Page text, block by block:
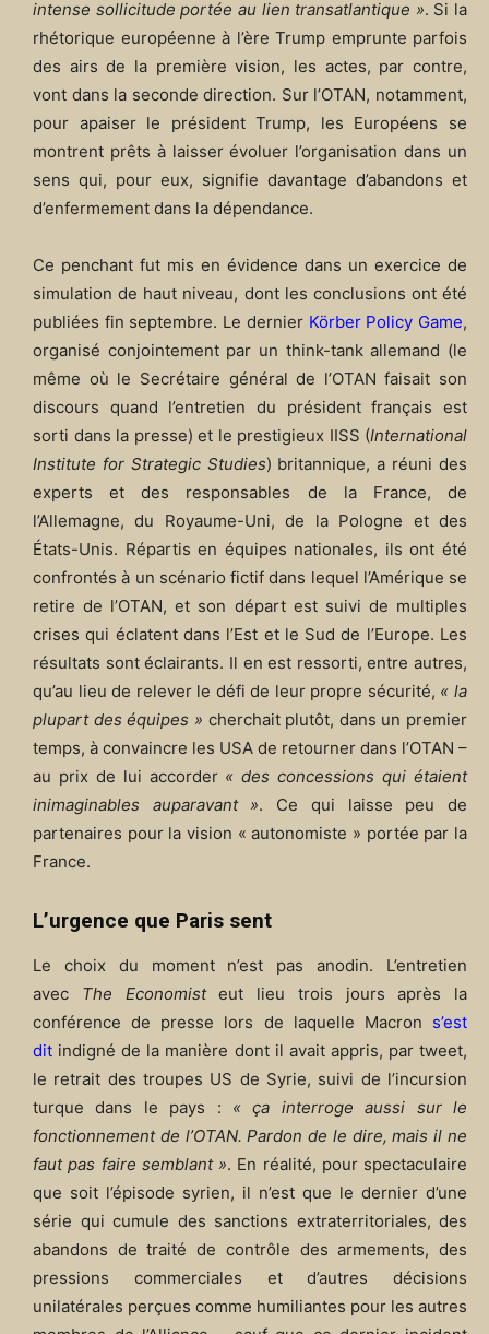
intense sollicitude portée au lien transatlantique ». Si la
rhétorique européenne à l’ère Trump emprunte parfois
des airs de la première vision, les actes, par contre,
vont dans la seconde direction. Sur l’OTAN, notamment,
pour apaiser le président Trump, les Européens se
montrent prêts à laisser évoluer l’organisation dans un
sens qui, pour eux, signifie davantage d’abandons et
d’enfermement dans la dépendance.
Ce penchant fut mis en évidence dans un exercice de
simulation de haut niveau, dont les conclusions ont été
publiées fin septembre. Le dernier Körber Policy Game,
organisé conjointement par un think-tank allemand (le
même où le Secrétaire général de l’OTAN faisait son
discours quand l’entretien du président français est
sorti dans la presse) et le prestigieux IISS (International
Institute for Strategic Studies) britannique, a réuni des
experts et des responsables de la France, de
l’Allemagne, du Royaume-Uni, de la Pologne et des
États-Unis. Répartis en équipes nationales, ils ont été
confrontés à un scénario fictif dans lequel l’Amérique se
retire de l’OTAN, et son départ est suivi de multiples
crises qui éclatent dans l’Est et le Sud de l’Europe. Les
résultats sont éclairants. Il en est ressorti, entre autres,
qu’au lieu de relever le défi de leur propre sécurité, « la
plupart des équipes » cherchait plutôt, dans un premier
temps, à convaincre les USA de retourner dans l’OTAN –
au prix de lui accorder « des concessions qui étaient
inimaginables auparavant ». Ce qui laisse peu de
partenaires pour la vision « autonomiste » portée par la
France.
L’urgence que Paris sent
Le choix du moment n’est pas anodin. L’entretien
avec The Economisteut lieu trois jours après la
conférence de presse lors de laquelle Macron s’est
dit indigné de la manière dont il avait appris, par tweet,
le retrait des troupes US de Syrie, suivi de l’incursion
turque dans le pays : « ça interroge aussi sur le
fonctionnement de l’OTAN. Pardon de le dire, mais il ne
faut pas faire semblant ». En réalité, pour spectaculaire
que soit l’épisode syrien, il n’est que le dernier d’une
série qui cumule des sanctions extraterritoriales, des
abandons de traité de contrôle des armements, des
pressions commerciales et d’autres décisions
unilatérales perçues comme humiliantes pour les autres